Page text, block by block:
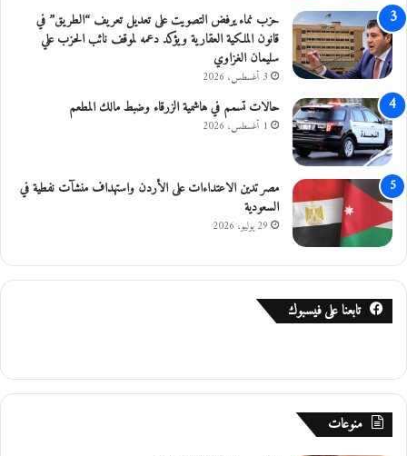
حزب نماء يرفض التصويت على تعديل تعريف “الطريق” في
قانون الملكية العقارية ويؤكد دعمه لموقف نائب الحزب علي
سليمان الغزاوي
3 أغسطس، 2026
حالات تسمم في هاشمية الزرقاء وضبط مالك المطعم
1 أغسطس، 2026
مصر تدين الاعتداءات على الأردن واستهداف منشآت نفطية في
السعودية
29 يوليو، 2026
تابعنا على فيسبوك
منوعات